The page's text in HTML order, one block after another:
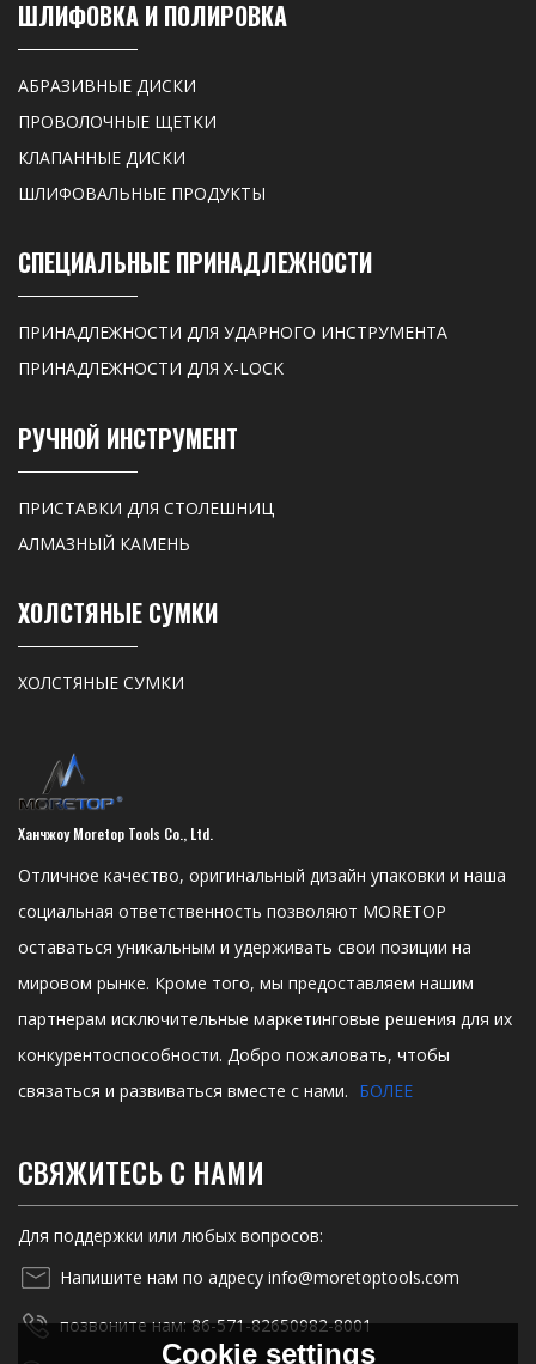
ШЛИФОВКА И ПОЛИРОВКА
АБРАЗИВНЫЕ ДИСКИ
ПРОВОЛОЧНЫЕ ЩЕТКИ
КЛАПАННЫЕ ДИСКИ
ШЛИФОВАЛЬНЫЕ ПРОДУКТЫ
СПЕЦИАЛЬНЫЕ ПРИНАДЛЕЖНОСТИ
ПРИНАДЛЕЖНОСТИ ДЛЯ УДАРНОГО ИНСТРУМЕНТА
ПРИНАДЛЕЖНОСТИ ДЛЯ X-LOCK
РУЧНОЙ ИНСТРУМЕНТ
ПРИСТАВКИ ДЛЯ СТОЛЕШНИЦ
АЛМАЗНЫЙ КАМЕНЬ
ХОЛСТЯНЫЕ СУМКИ
ХОЛСТЯНЫЕ СУМКИ
Ханчжоу Moretop Tools Co., Ltd.
Отличное качество, оригинальный дизайн упаковки и наша
социальная ответственность позволяют MORETOP
оставаться уникальным и удерживать свои позиции на
мировом рынке. Кроме того, мы предоставляем нашим
партнерам исключительные маркетинговые решения для их
конкурентоспособности. Добро пожаловать, чтобы
связаться и развиваться вместе с нами. БОЛЕЕ
СВЯЖИТЕСЬ С НАМИ
Для поддержки или любых вопросов:
Напишите нам по адресу info@moretoptools.com
позвоните нам: 86-571-82650982-8001
Cookie settings